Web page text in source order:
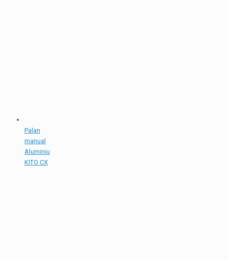
Palan
manual
Aluminiu
KITO CX